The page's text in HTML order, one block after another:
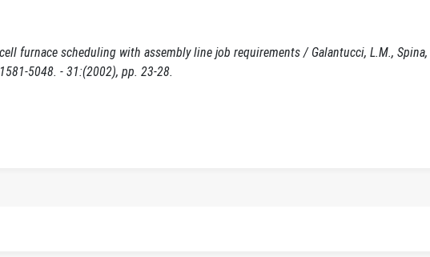
furnace scheduling with assembly line job requirements / Galantucci, L.M., Spina,
1581-5048. - 31:(2002), pp. 23-28.